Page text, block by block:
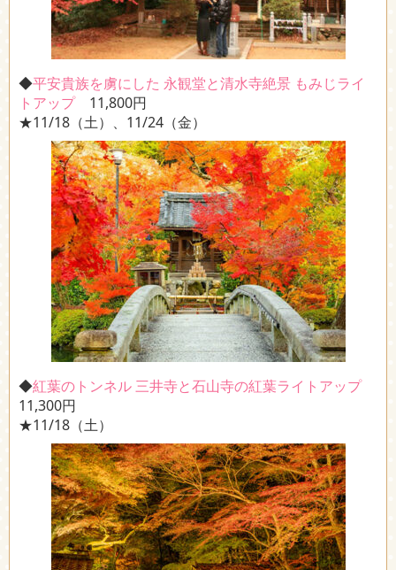
◆平安貴族を虜にした 永観堂と清水寺絶景 もみじライ
トアップ11,800円
★11/18（土）、11/24（金）
◆紅葉のトンネル 三井寺と石山寺の紅葉ライトアップ
11,300円
★11/18（土）